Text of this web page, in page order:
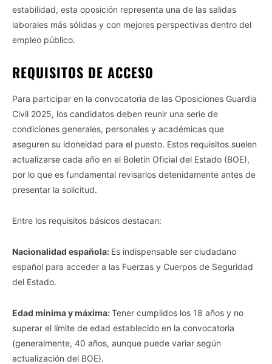
estabilidad, esta oposición representa una de las salidas
laborales más sólidas y con mejores perspectivas dentro del
empleo público.
REQUISITOS DE ACCESO
Para participar en la convocatoria de las Oposiciones Guardia
Civil 2025, los candidatos deben reunir una serie de
condiciones generales, personales y académicas que
aseguren su idoneidad para el puesto. Estos requisitos suelen
actualizarse cada año en el Boletín Oficial del Estado (BOE),
por lo que es fundamental revisarlos detenidamente antes de
presentar la solicitud.
Entre los requisitos básicos destacan:
Nacionalidad española: Es indispensable ser ciudadano
español para acceder a las Fuerzas y Cuerpos de Seguridad
del Estado.
Edad mínima y máxima:Tener cumplidos los 18 años y no
superar el límite de edad establecido en la convocatoria
(generalmente, 40 años, aunque puede variar según
actualización del BOE).